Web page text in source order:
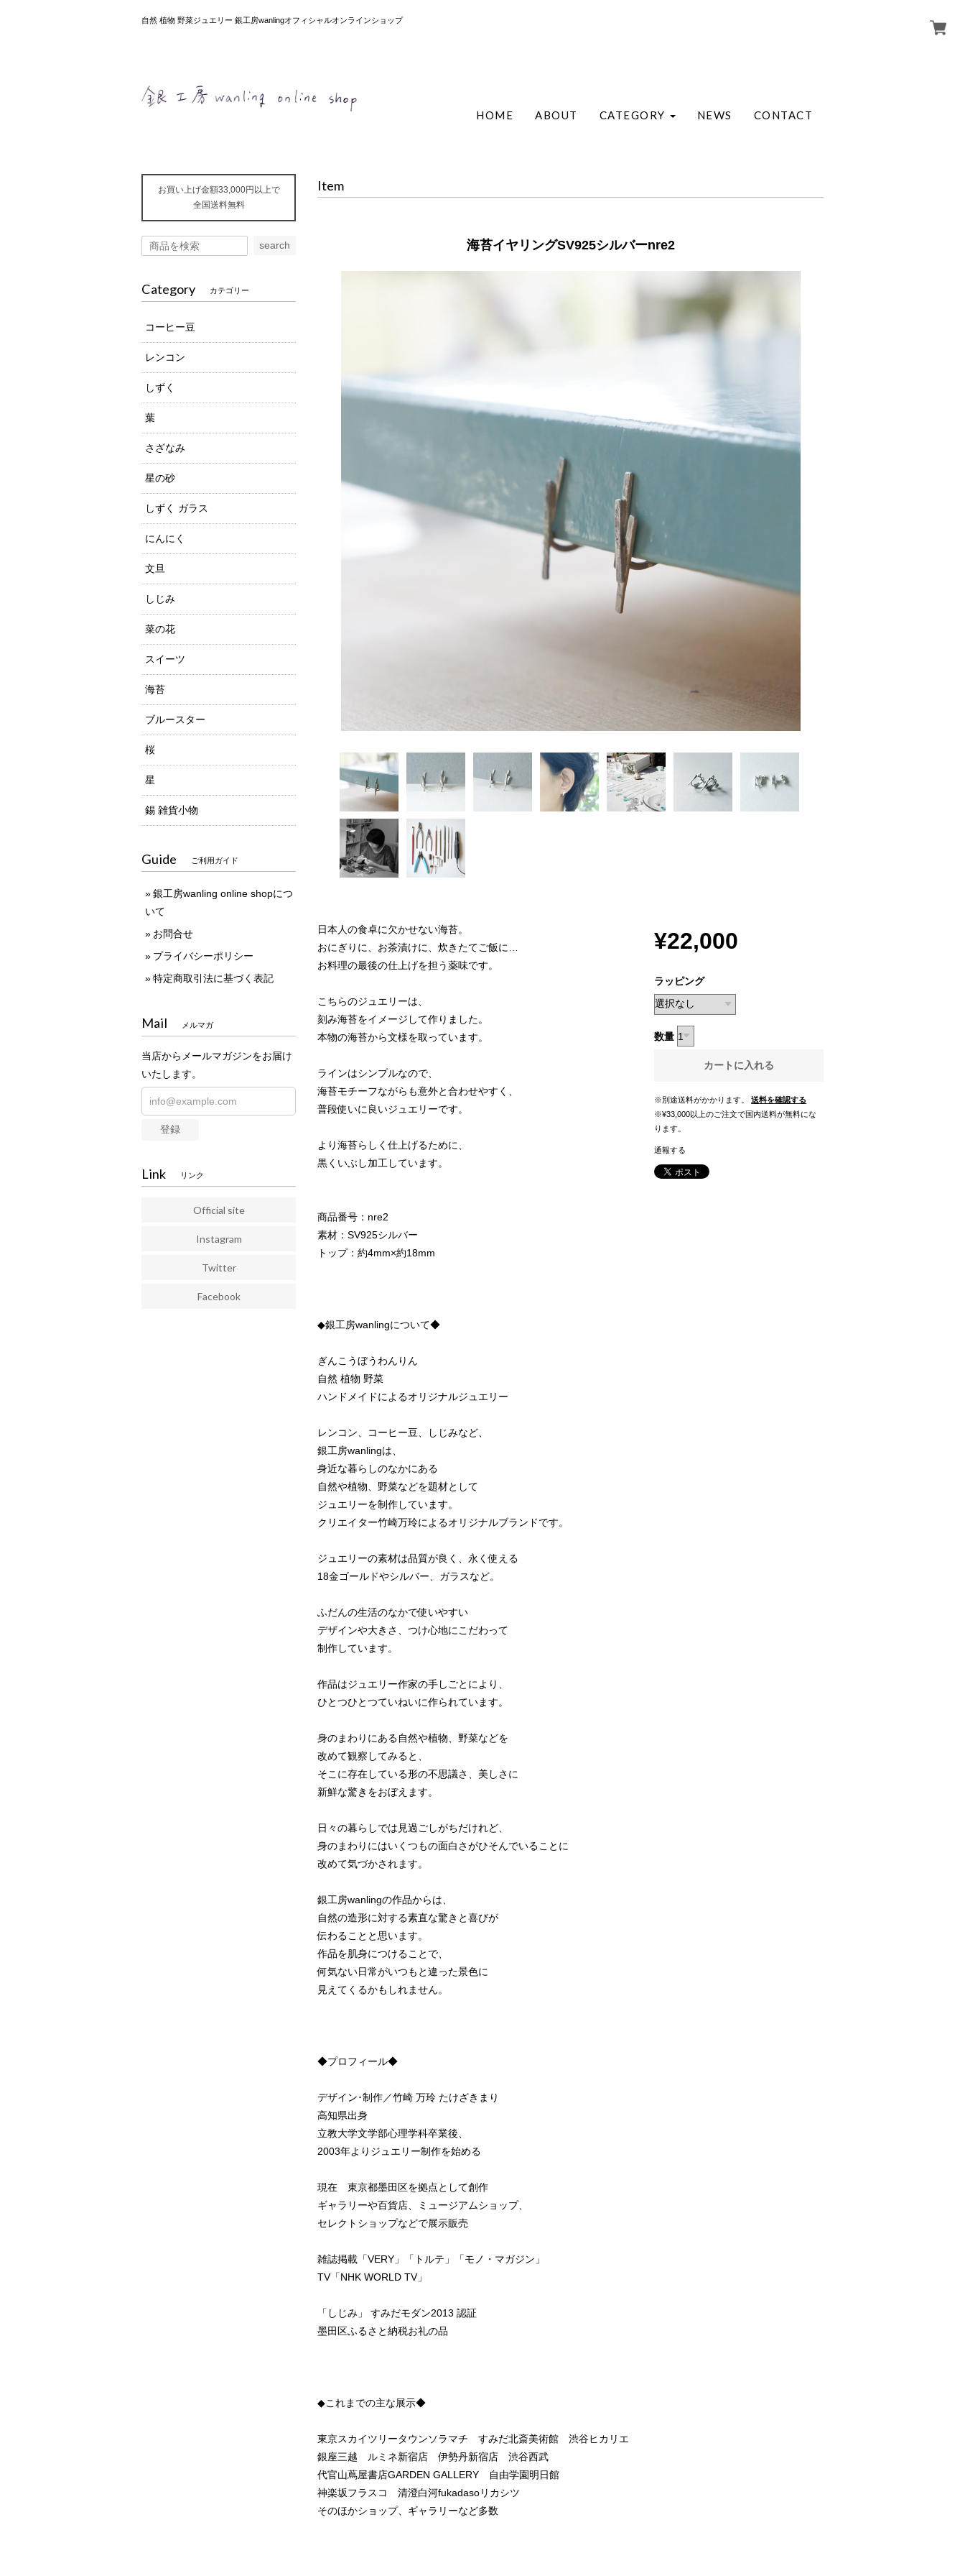
自然 植物 野菜ジュエリー 銀工房wanlingオフィシャルオンラインショップ
HOME ABOUT CATEGORY NEWS CONTACT
Item
海苔イヤリングSV925シルバーnre2
日本人の食卓に欠かせない海苔。
おにぎりに、お茶漬けに、炊きたてご飯に…
お料理の最後の仕上げを担う薬味です。
こちらのジュエリーは、
刻み海苔をイメージして作りました。
本物の海苔から文様を取っています。
ラインはシンプルなので、
海苔モチーフながらも意外と合わせやすく、
普段使いに良いジュエリーです。
より海苔らしく仕上げるために、
黒くいぶし加工しています。
商品番号：nre2
素材：SV925シルバー
トップ：約4mm×約18mm
◆銀工房wanlingについて◆
ぎんこうぼうわんりん
自然 植物 野菜
ハンドメイドによるオリジナルジュエリー
レンコン、コーヒー豆、しじみなど、
銀工房wanlingは、
身近な暮らしのなかにある
自然や植物、野菜などを題材として
ジュエリーを制作しています。
クリエイター竹崎万玲によるオリジナルブランドです。
ジュエリーの素材は品質が良く、永く使える
18金ゴールドやシルバー、ガラスなど。
ふだんの生活のなかで使いやすい
デザインや大きさ、つけ心地にこだわって
制作しています。
作品はジュエリー作家の手しごとにより、
ひとつひとつていねいに作られています。
身のまわりにある自然や植物、野菜などを
改めて観察してみると、
そこに存在している形の不思議さ、美しさに
新鮮な驚きをおぼえます。
日々の暮らしでは見過ごしがちだけれど、
身のまわりにはいくつもの面白さがひそんでいることに
改めて気づかされます。
銀工房wanlingの作品からは、
自然の造形に対する素直な驚きと喜びが
伝わることと思います。
作品を肌身につけることで、
何気ない日常がいつもと違った景色に
見えてくるかもしれません。
◆プロフィール◆
デザイン･制作／竹崎 万玲 たけざきまり
高知県出身
立教大学文学部心理学科卒業後、
2003年よりジュエリー制作を始める
現在 東京都墨田区を拠点として創作
ギャラリーや百貨店、ミュージアムショップ、
セレクトショップなどで展示販売
雑誌掲載「VERY」「トルテ」「モノ・マガジン」
TV「NHK WORLD TV」
「しじみ」 すみだモダン2013 認証
墨田区ふるさと納税お礼の品
◆これまでの主な展示◆
東京スカイツリータウンソラマチ すみだ北斎美術館 渋谷ヒカリエ
銀座三越 ルミネ新宿店 伊勢丹新宿店 渋谷西武
代官山蔦屋書店GARDEN GALLERY 自由学園明日館
神楽坂フラスコ 清澄白河fukadasoリカシツ
そのほかショップ、ギャラリーなど多数
¥22,000
ラッピング
数量
カートに入れる
※別途送料がかかります。
送料を確認する
※¥33,000以上のご注文で国内送料が無料にな
ります。
通報する
お買い上げ金額33,000円以上で
全国送料無料
search
Category カテゴリー
コーヒー豆
レンコン
しずく
葉
さざなみ
星の砂
しずく ガラス
にんにく
文旦
しじみ
菜の花
スイーツ
海苔
ブルースター
桜
星
錫 雑貨小物
Guide ご利用ガイド
銀工房wanling online shopにつ
いて
お問合せ
プライバシーポリシー
特定商取引法に基づく表記
Mail メルマガ
当店からメールマガジンをお届け
いたします。
登録
Link リンク
Official site
Instagram
Twitter
Facebook